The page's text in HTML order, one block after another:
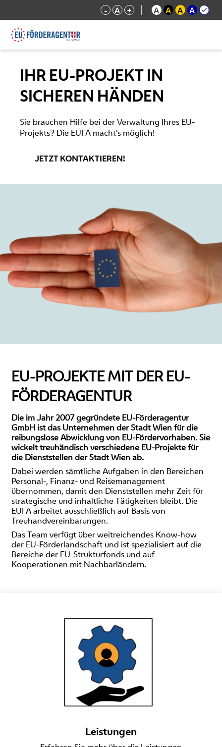
- A + A A A A
IHR EU-PROJEKT IN
SICHEREN HÄNDEN
Sie brauchen Hilfe bei der Verwaltung Ihres EU-
Projekts? Die EUFA macht's möglich!
JETZT KONTAKTIEREN!
EU-PROJEKTE MIT DER EU-
FÖRDERAGENTUR
Die im Jahr 2007 gegründete EU-Förderagentur
GmbH ist das Unternehmen der Stadt Wien für die
reibungslose Abwicklung von EU-Fördervorhaben. Sie
wickelt treuhändisch verschiedene EU-Projekte für
die Dienststellen der Stadt Wien ab.
Dabei werden sämtliche Aufgaben in den Bereichen
Personal-, Finanz- und Reisemanagement
übernommen, damit den Dienststellen mehr Zeit für
strategische und inhaltliche Tätigkeiten bleibt. Die
EUFA arbeitet ausschließlich auf Basis von
Treuhandvereinbarungen.
Das Team verfügt über weitreichendes Know-how
der EU-Förderlandschaft und ist spezialisiert auf die
Bereiche der EU-Strukturfonds und auf
Kooperationen mit Nachbarländern.
Leistungen